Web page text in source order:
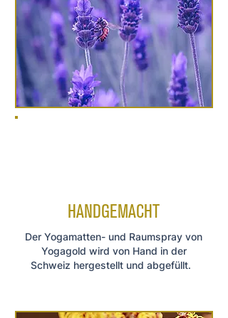
HANDGEMACHT
Der Yogamatten- und Raumspray von
Yogagold wird von Hand in der
Schweiz hergestellt und abgefüllt.